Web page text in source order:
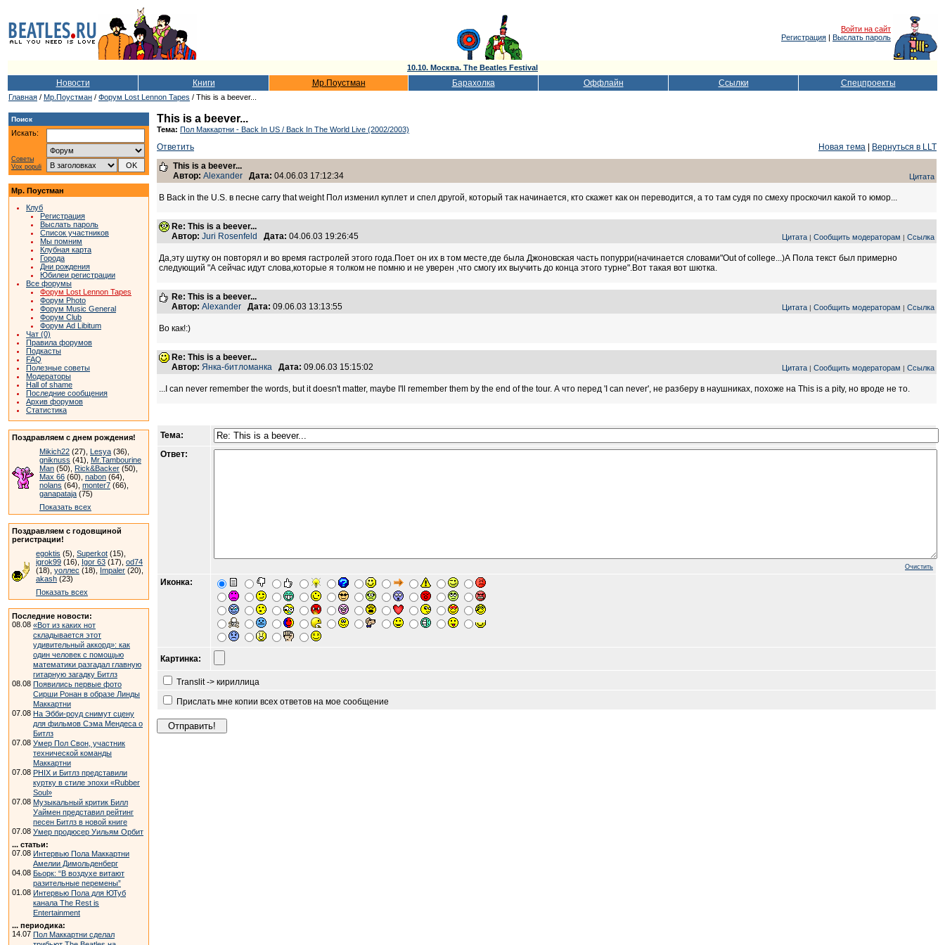
Войти на сайт
Регистрация | Выслать пароль
10.10. Москва. The Beatles Festival
Новости Книги Мр.Поустман Барахолка Оффлайн Ссылки Спецпроекты
Главная / Мр.Поустман / Форум Lost Lennon Tapes / This is a beever...
Поиск
Искать:
Советы
Vox populi
Мр. Поустман
Клуб
Регистрация
Выслать пароль
Список участников
Мы помним
Клубная карта
Города
Дни рождения
Юбилеи регистрации
Все форумы
Форум Lost Lennon Tapes
Форум Photo
Форум Music General
Форум Club
Форум Ad Libitum
Чат (0)
Правила форумов
Подкасты
FAQ
Полезные советы
Модераторы
Hall of shame
Последние сообщения
Архив форумов
Статистика
Поздравляем с днем рождения!
Mikich22 (27), Lesya (36),
gniknuss (41), Mr.Tambourine
Man (50), Rick&Backer (50),
Max 66 (60), nabon (64),
nolans (64), monter7 (66),
ganapataja (75)
Показать всех
Поздравляем с годовщиной
регистрации!
egoktis (5), Superkot (15),
igrok99 (16), Igor 63 (17), od74
(18), уоллес (18), Impaler (20),
akash (23)
Показать всех
Последние новости:
08.08 «Вот из каких нот
складывается этот
удивительный аккорд»: как
один человек с помощью
математики разгадал главную
гитарную загадку Битлз
08.08 Появились первые фото
Сирши Ронан в образе Линды
Маккартни
07.08 На Эбби-роуд снимут сцену
для фильмов Сэма Мендеса о
Битлз
07.08 Умер Пол Свон, участник
технической команды
Маккартни
07.08 PHIX и Битлз представили
куртку в стиле эпохи «Rubber
Soul»
07.08 Музыкальный критик Билл
Уаймен представил рейтинг
песен Битлз в новой книге
07.08 Умер продюсер Уильям Орбит
... статьи:
07.08 Интервью Пола Маккартни
Амелии Димольденберг
04.08 Бьорк: “В воздухе витают
разительные перемены”
01.08 Интервью Пола для ЮТуб
канала The Rest is
Entertainment
... периодика:
14.07 Пол Маккартни сделал
This is a beever...
Тема: Пол Маккартни - Back In US / Back In The World Live (2002/2003)
Ответить Новая тема
Вернуться в LLT
This is a beever...
Автор: Alexander Дата: 04.06.03 17:12:34 Цитата
В Back in the U.S. в песне carry that weight Пол изменил куплет и спел другой, который так начинается, кто скажет как он переводится, а то там судя по смеху проскочил какой то юмор...
Re: This is a beever...
Автор: Juri Rosenfeld Дата: 04.06.03 19:26:45 Цитата | Сообщить модераторам | Ссылка
Да,эту шутку он повторял и во время гастролей этого года.Поет он их в том месте,где былa Джоновская часть попурри(начинается словами"Out of college...)А Пола текст был примерно
следующий "А сейчас идут слова,которые я толком не помню и не уверен ,что смогу их выучить до конца этого турне".Вот такая вот шютка.
Re: This is a beever...
Автор: Alexander Дата: 09.06.03 13:13:55 Цитата | Сообщить модераторам | Ссылка
Во как!:)
Re: This is a beever...
Автор: Янка-битломанка Дата: 09.06.03 15:15:02 Цитата | Сообщить модераторам | Ссылка
...I can never remember the words, but it doesn't matter, maybe I'll remember them by the end of the tour. А что перед 'I can never', не разберу в наушниках, похоже на This is a pity, но вроде не то.
Тема:
Ответ:
Очистить
Иконка:
Картинка:
Translit -> кириллица
Прислать мне копии всех ответов на мое сообщение